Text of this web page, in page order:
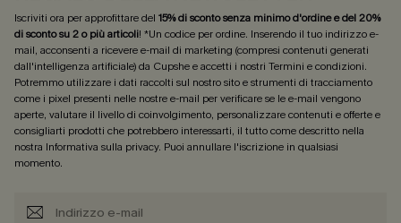
Iscriviti ora per approfittare del 15% di sconto senza minimo d'ordine e del 20%
di sconto su 2 o più articoli! *Un codice per ordine. Inserendo il tuo indirizzo e-
mail, acconsenti a ricevere e-mail di marketing (compresi contenuti generati
dall'intelligenza artificiale) da Cupshe e accetti i nostri Termini e condizioni.
Potremmo utilizzare i dati raccolti sul nostro sito e strumenti di tracciamento
come i pixel presenti nelle nostre e-mail per verificare se le e-mail vengono
aperte, valutare il livello di coinvolgimento, personalizzare contenuti e offerte e
consigliarti prodotti che potrebbero interessarti, il tutto come descritto nella
nostra Informativa sulla privacy. Puoi annullare l'iscrizione in qualsiasi
momento.